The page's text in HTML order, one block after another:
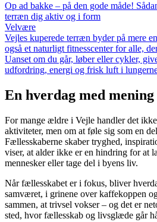
Op ad bakke – på den gode måde!
terræn dig aktiv og i form
Velvære
Vejles kuperede terræn byder på mere
også et naturligt fitnesscenter for alle,
Uanset om du går, løber eller cykler,
udfordring, energi og frisk luft i
En hverdag med mening
For mange ældre i Vejle handler det
aktiviteter, men om at føle sig som en
Fællesskaberne skaber tryghed,
viser, at alder ikke er en hindring for at
mennesker eller tage del i byens liv.
Når fællesskabet er i fokus, bliver
samværet, i grinene over kaffekoppen
sammen, at trivsel vokser – og det er
sted, hvor fællesskab og livsglæde går